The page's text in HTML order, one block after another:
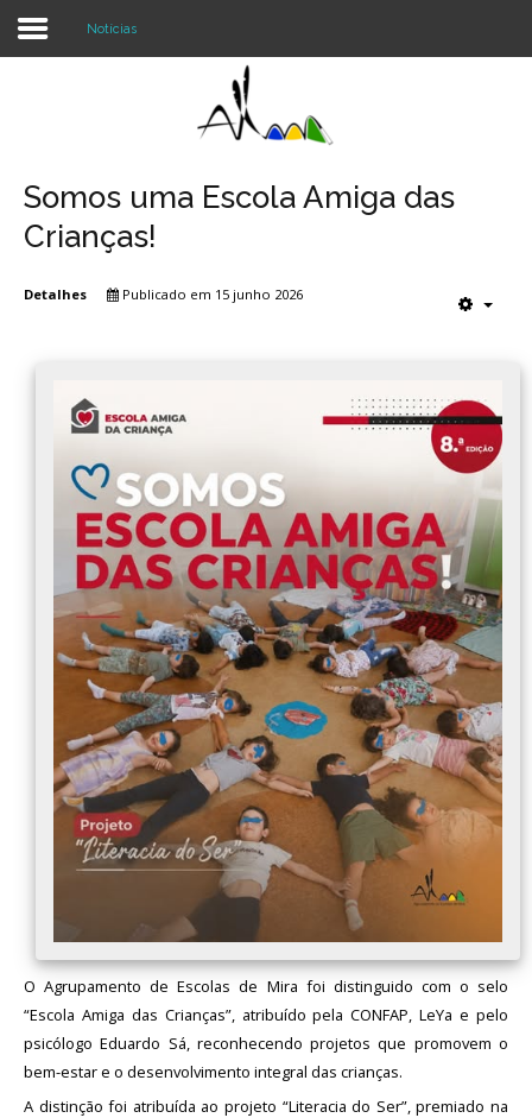
Notícias
Projetos
Contactos
Avaliação
Notícias
Somos uma Escola Amiga das
Crianças!
Detalhes Publicado em 15 junho 2026
O Agrupamento de Escolas de Mira foi distinguido com o selo
“Escola Amiga das Crianças”, atribuído pela CONFAP, LeYa e pelo
psicólogo Eduardo Sá, reconhecendo projetos que promovem o
bem-estar e o desenvolvimento integral das crianças.
A distinção foi atribuída ao projeto “Literacia do Ser”, premiado na